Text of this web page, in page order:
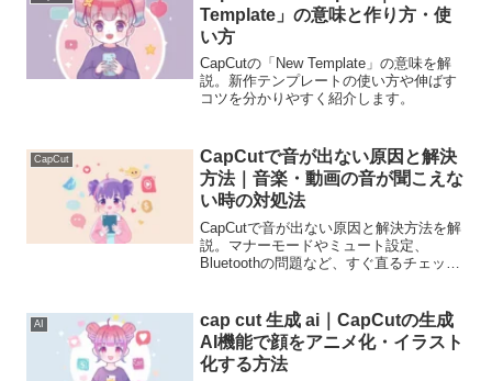
Template」の意味と作り方・使
い方
CapCutの「New Template」の意味を解
説。新作テンプレートの使い方や伸ばす
コツを分かりやすく紹介します。
CapCut
CapCutで音が出ない原因と解決
方法｜音楽・動画の音が聞こえな
い時の対処法
CapCutで音が出ない原因と解決方法を解
説。マナーモードやミュート設定、
Bluetoothの問題など、すぐ直るチェック
AI
cap cut 生成 ai｜CapCutの生成
AI機能で顔をアニメ化・イラスト
化する方法